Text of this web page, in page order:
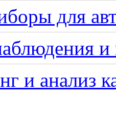
для
и
и анализ